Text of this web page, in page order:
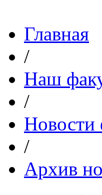
Главная
/
Наш
/
Новости
/
Архив